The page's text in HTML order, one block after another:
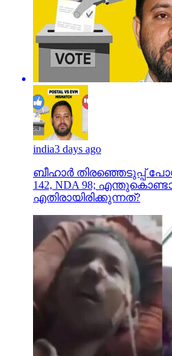
india3 days ago
ബീഹാർ തിരഞ്ഞെടുപ്പ്
142, NDA 98;
എതിരായിരിക്കുന്നത്?